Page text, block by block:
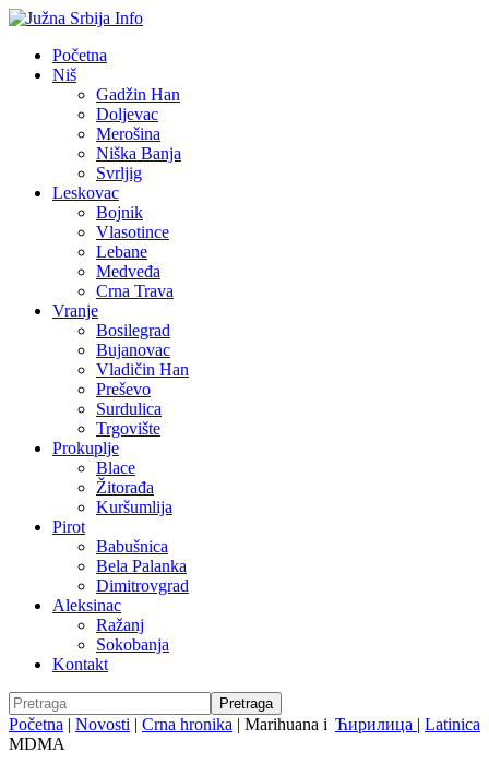
Početna
Niš
Gadžin Han
Doljevac
Merošina
Niška Banja
Svrljig
Leskovac
Bojnik
Vlasotince
Lebane
Medveđa
Crna Trava
Vranje
Bosilegrad
Bujanovac
Vladičin Han
Preševo
Surdulica
Trgovište
Prokuplje
Blace
Žitorađa
Kuršumlija
Pirot
Babušnica
Bela Palanka
Dimitrovgrad
Aleksinac
Ražanj
Sokobanja
Kontakt
Ћирилица | Latinica
Početna | Novosti | Crna hronika | Marihuana i
MDMA